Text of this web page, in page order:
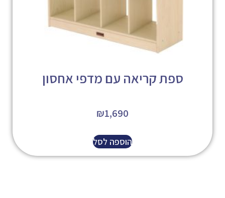
ספת קריאה עם מדפי אחסון
₪1,690
הוספה לסל